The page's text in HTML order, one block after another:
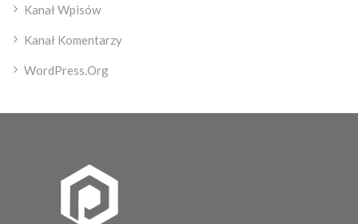
Kanał Wpisów
Kanał Komentarzy
WordPress.org